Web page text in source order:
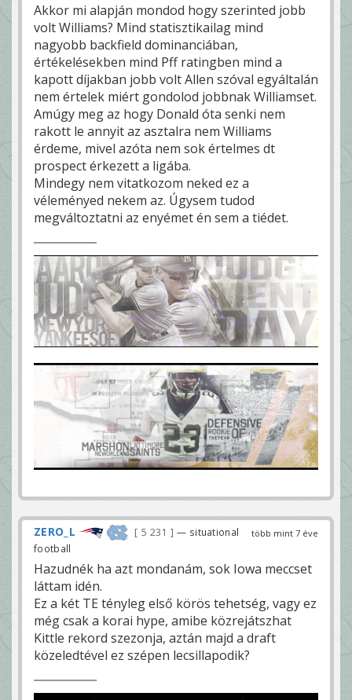
Akkor mi alapján mondod hogy szerinted jobb
volt Williams? Mind statisztikailag mind
nagyobb backfield dominanciában,
értékelésekben mind Pff ratingben mind a
kapott díjakban jobb volt Allen szóval egyáltalán
nem értelek miért gondolod jobbnak Williamset.
Amúgy meg az hogy Donald óta senki nem
rakott le annyit az asztalra nem Williams
érdeme, mivel azóta nem sok értelmes dt
prospect érkezett a ligába.
Mindegy nem vitatkozom neked ez a
véleményed nekem az. Úgysem tudod
megváltoztatni az enyémet én sem a tiédet.
több mint 7 éve
ZERO_L 5 231
— situational
football
Hazudnék ha azt mondanám, sok Iowa meccset
láttam idén.
Ez a két TE tényleg első körös tehetség, vagy ez
még csak a korai hype, amibe közrejátszhat
Kittle rekord szezonja, aztán majd a draft
közeledtével ez szépen lecsillapodik?